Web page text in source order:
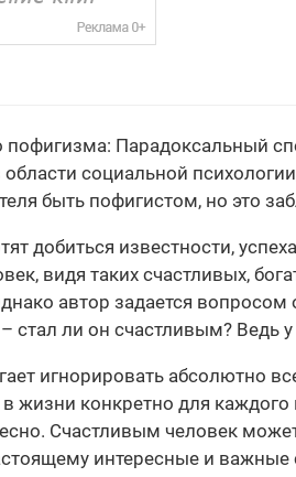
пофигизма: Парадоксальный
социальной
быть пофигистом, но это
добиться известности,
видя таких счастливых,
автор задается
ли он счастливым? Ведь у
игнорировать абсолютно
в жизни конкретно для
Счастливым человек
интересные и